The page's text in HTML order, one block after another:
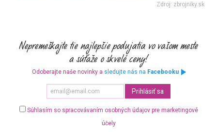
Zdroj: zbrojniky.sk
Odoberajte naše novinky a sledujte nás na Facebooku
Súhlasím so spracovávaním osobných údajov pre marketingové
účely